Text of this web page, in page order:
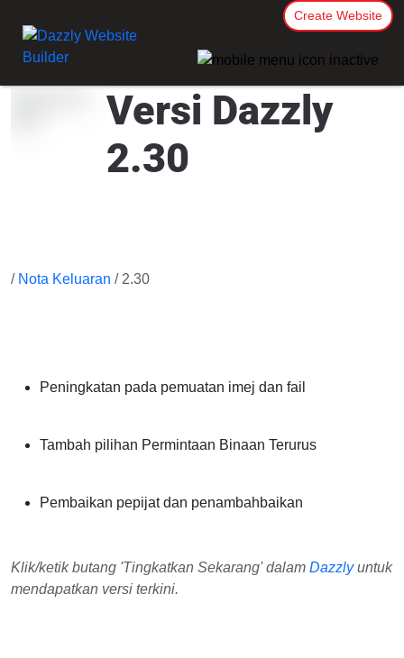
Create Website
Versi Dazzly
2.30
/ Nota Keluaran / 2.30
Peningkatan pada pemuatan imej dan fail
Tambah pilihan Permintaan Binaan Terurus
Pembaikan pepijat dan penambahbaikan
Klik/ketik butang 'Tingkatkan Sekarang' dalam Dazzlyuntuk
mendapatkan versi terkini.